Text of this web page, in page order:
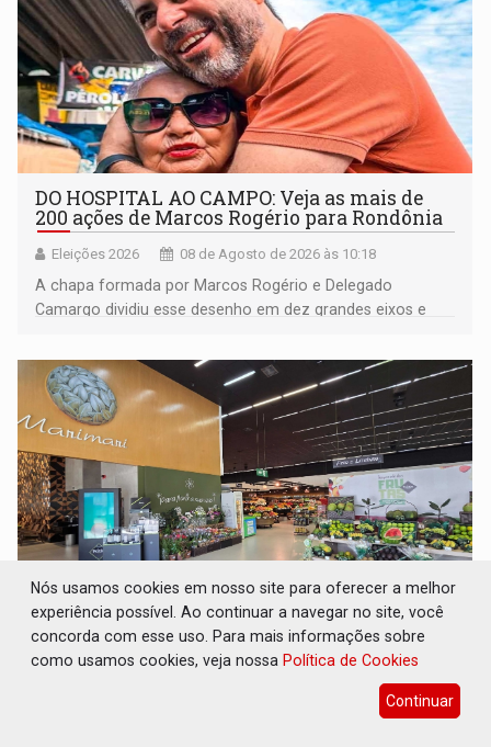
DO HOSPITAL AO CAMPO: Veja as mais de
200 ações de Marcos Rogério para Rondônia
Eleições 2026 08 de Agosto de 2026 às 10:18
A chapa formada por Marcos Rogério e Delegado
Camargo dividiu esse desenho em dez grandes eixos e
EXPANSÃO: Grupo Nova Era amplia
presença em PVH e transforma Aramix em
Super Nova Era
Nós usamos cookies em nosso site para oferecer a melhor
experiência possível. Ao continuar a navegar no site, você
concorda com esse uso. Para mais informações sobre
como usamos cookies, veja nossa Política de Cookies
Continuar